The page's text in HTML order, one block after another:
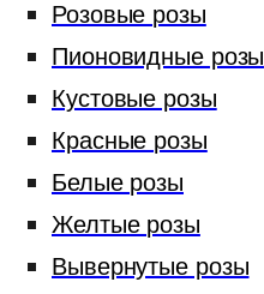
Розовые розы
Пионовидные розы
Кустовые розы
Красные розы
Белые розы
Желтые розы
Вывернутые розы